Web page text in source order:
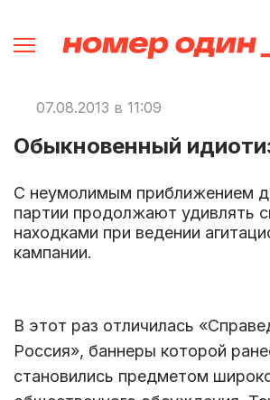
07.08.2013 в 11:09
Обыкновенный
С неумолимым приближением
партии продолжают удивлять
находками при ведении
кампании.
В этот раз отличилась
Россия», баннеры которой
становились предметом